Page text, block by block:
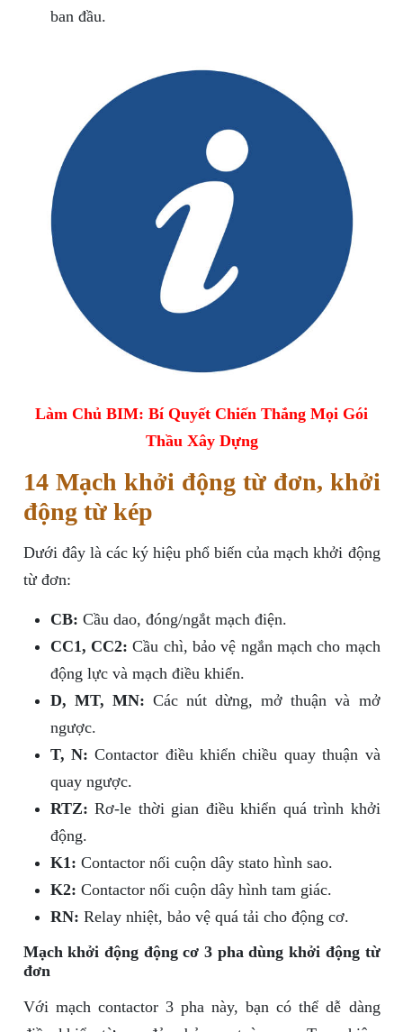
ban đầu.
Làm Chủ BIM: Bí Quyết Chiến Thắng Mọi Gói
Thầu Xây Dựng
14 Mạch khởi động từ đơn, khởi
động từ kép
Dưới đây là các ký hiệu phổ biến của mạch khởi động
từ đơn:
CB: Cầu dao, đóng/ngắt mạch điện.
CC1, CC2: Cầu chì, bảo vệ ngắn mạch cho mạch
động lực và mạch điều khiển.
D, MT, MN: Các nút dừng, mở thuận và mở
ngược.
T, N: Contactor điều khiển chiều quay thuận và
quay ngược.
RTZ: Rơ-le thời gian điều khiển quá trình khởi
động.
K1: Contactor nối cuộn dây stato hình sao.
K2: Contactor nối cuộn dây hình tam giác.
RN: Relay nhiệt, bảo vệ quá tải cho động cơ.
Mạch khởi động động cơ 3 pha dùng khởi động từ
đơn
Với mạch contactor 3 pha này, bạn có thể dễ dàng